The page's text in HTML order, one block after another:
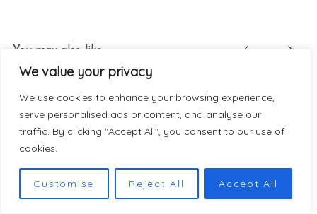
We value your privacy
We use cookies to enhance your browsing experience,
serve personalised ads or content, and analyse our
traffic. By clicking "Accept All", you consent to our use of
cookies.
Customise Reject All Accept All
You may also like